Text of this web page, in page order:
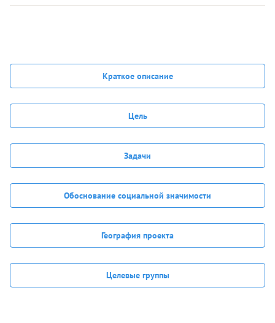
Краткое описание
Цель
Задачи
Обоснование социальной значимости
География проекта
Целевые группы